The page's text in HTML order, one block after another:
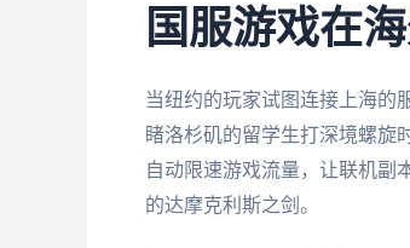
国服游戏在
当纽约的玩家试图连接上海的
睹洛杉矶的留学生打深境螺旋
自动限速游戏流量，让联机副
的达摩克利斯之剑。